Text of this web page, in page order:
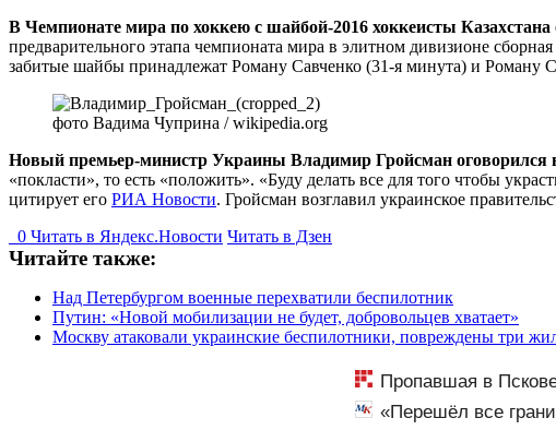
В Чемпионате мира по хоккею с шайбой-2016 хоккеисты
предварительного этапа чемпионата мира в элитном дивизионе
забитые шайбы принадлежат Роману Савченко (31-я минута) и Роману
фото Вадима Чуприна / wikipedia.org
Новый премьер-министр Украины Владимир Гройсман оговорился
«покласти», то есть «положить». «Буду делать все для того чтобы
цитирует его РИА Новости. Гройсман возглавил украинское
0 Читать в Яндекс.Новости Читать в Дзен
Читайте также:
Над Петербургом военные перехватили беспилотник
Путин: «Новой мобилизации не будет, добровольцев хватает»
Москву атаковали украинские беспилотники, повреждены три
Пропавшая в
«Перешёл все